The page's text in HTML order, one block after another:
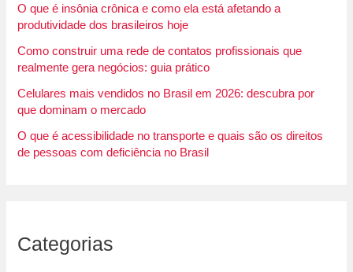
O que é insônia crônica e como ela está afetando a
produtividade dos brasileiros hoje
Como construir uma rede de contatos profissionais que
realmente gera negócios: guia prático
Celulares mais vendidos no Brasil em 2026: descubra por
que dominam o mercado
O que é acessibilidade no transporte e quais são os direitos
de pessoas com deficiência no Brasil
Categorias